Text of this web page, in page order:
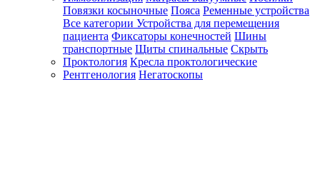
Повязки косыночные Пояса Ременные устройства
Все категории Устройства для перемещения
пациента Фиксаторы конечностей Шины
транспортные Щиты спинальные Скрыть
Проктология Кресла проктологические
Рентгенология Негатоскопы